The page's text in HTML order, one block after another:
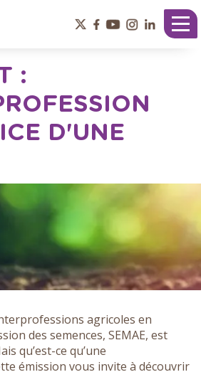
:
D'UNE
agricoles en
des semences, SEMAE, est
qu’est-ce qu’une
émission vous invite à découvrir